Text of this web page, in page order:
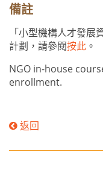
備註
「小型機構人才發展
計劃，請參閱按此 。
NGO in-house
enrollment.
返回